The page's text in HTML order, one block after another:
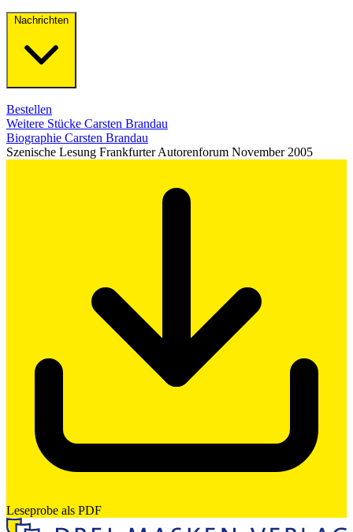
Nachrichten
Bestellen
Weitere Stücke Carsten Brandau
Biographie Carsten Brandau
Szenische Lesung Frankfurter Autorenforum November 2005
Leseprobe als PDF